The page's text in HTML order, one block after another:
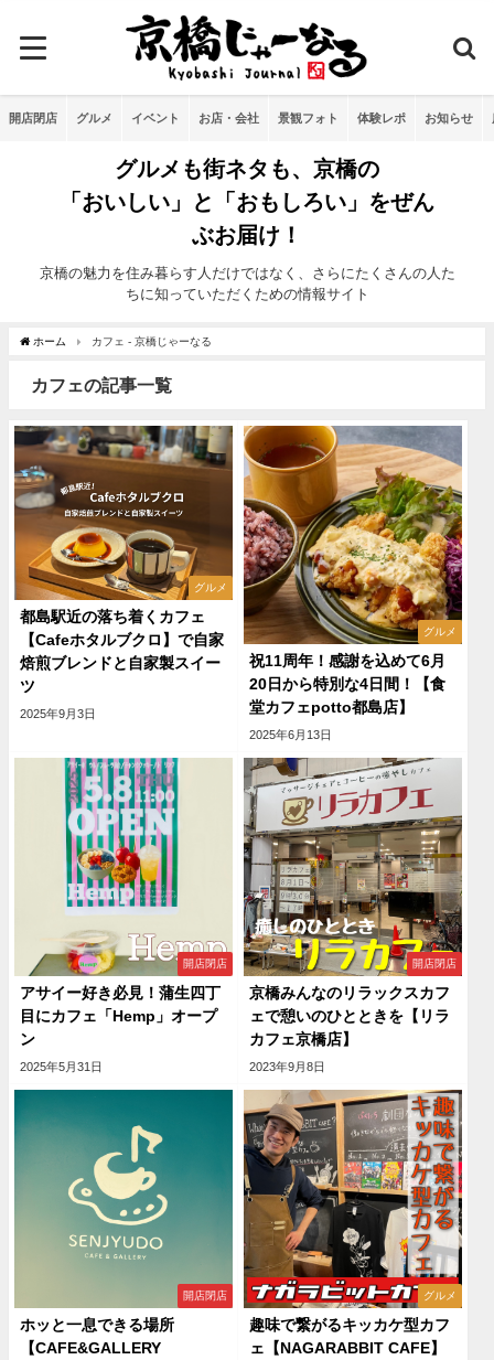
開店閉店 グルメ イベント お店・会社 景観フォト 体験レポ お知らせ
グルメも街ネタも、京橋の
「おいしい」と「おもしろい」をぜん
ぶお届け！
京橋の魅力を住み暮らす人だけではなく、さらにたくさんの人た
ちに知っていただくための情報サイト
ホーム カフェ - 京橋じゃーなる
カフェの記事一覧
グルメ
都島駅近の落ち着くカフェ
【Cafeホタルブクロ】で自家
焙煎ブレンドと自家製スイー
ツ
2025年9月3日
グルメ
祝11周年！感謝を込めて6月
20日から特別な4日間！【食
堂カフェpotto都島店】
2025年6月13日
開店閉店
アサイー好き必見！蒲生四丁
目にカフェ「Hemp」オープ
ン
2025年5月31日
開店閉店
京橋みんなのリラックスカフ
ェで憩いのひとときを【リラ
カフェ京橋店】
2023年9月8日
開店閉店
ホッと一息できる場所
【CAFE&GALLERY
グルメ
趣味で繋がるキッカケ型カフ
ェ【NAGARABBIT CAFE】